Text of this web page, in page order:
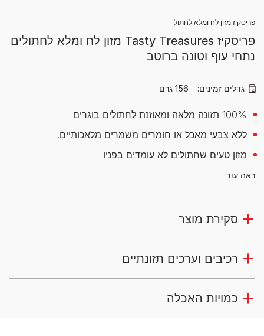
פריסקיז מזון לח ומלא לחתול
פריסקיז Tasty Treasures מזון לח ומלא לחתולים
נתחי עוף וטונה ברוטב
גדלים זמינים: 156 גרם
100% תזונה מלאה ומאוזנת לחתולים בוגרים
ללא צבעי מאכל או חומרים משמרים מלאכותיים.
מזון טעים שחתולים לא עומדים בפניו
ראה עוד
סקירת מוצר
רכיבים וערכים תזונתיים
כמויות האכלה